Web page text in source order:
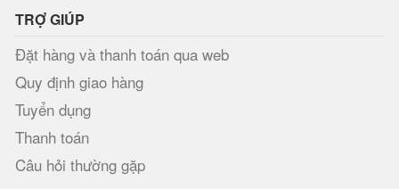
TRỢ GIÚP
Đặt hàng và thanh toán qua web
Quy định giao hàng
Tuyển dụng
Thanh toán
Câu hỏi thường gặp